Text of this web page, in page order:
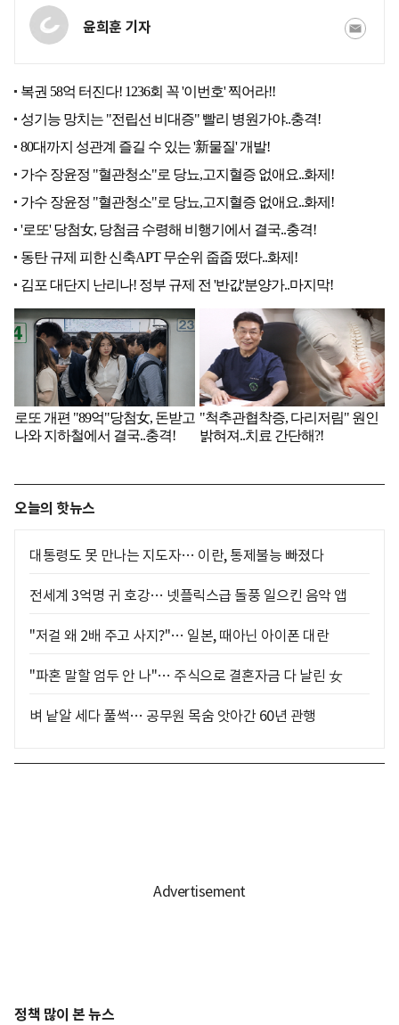
윤희훈 기자
오늘의 핫뉴스
대통령도 못 만나는 지도자… 이란, 통제불능 빠졌다
전세계 3억명 귀 호강… 넷플릭스급 돌풍 일으킨 음악 앱
"저걸 왜 2배 주고 사지?"… 일본, 때아닌 아이폰 대란
"파혼 말할 엄두 안 나"… 주식으로 결혼자금 다 날린 女
벼 낱알 세다 풀썩… 공무원 목숨 앗아간 60년 관행
정책 많이 본 뉴스